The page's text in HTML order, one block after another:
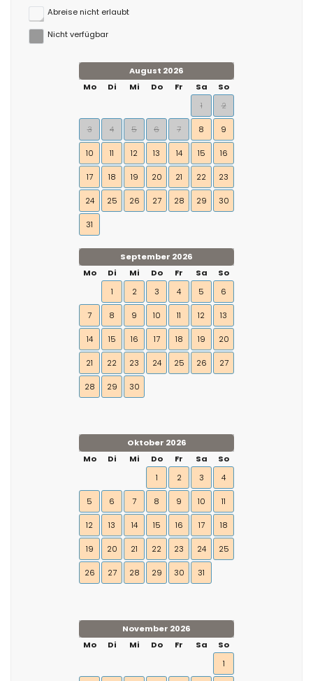
Abreise nicht erlaubt
Nicht verfügbar
August 2026
Mo
Di Mi Do Fr Sa
So
1
2
3 4 5 6 7 8 9
10 11 12 13 14 15 16
17 18 19 20 21 22 23
24 25 26 27 28 29 30
31
September 2026
Mo
Di Mi Do Fr Sa
So
1
2 3 4 5 6
7 8 9 10 11 12 13
14 15 16 17 18 19 20
21 22 23 24 25 26 27
28 29 30
Oktober 2026
Mo
Di Mi Do Fr Sa
So
1
2 3 4
5 6 7 8 9 10 11
12 13 14 15 16 17 18
19 20 21 22 23 24 25
26 27 28 29 30 31
November 2026
Mo
Di Mi Do Fr Sa
So
1